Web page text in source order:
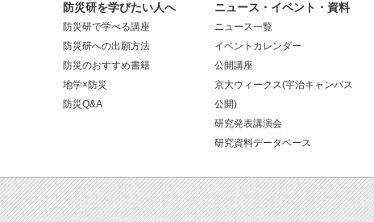
防災研を学びたい人へ
防災研で学べる講座
防災研への出願方法
防災のおすすめ書籍
地学×防災
防災Q&A
ニュース・イベント・資料
ニュース一覧
イベントカレンダー
公開講座
京大ウィークス(宇治キャンパス
公開)
研究発表講演会
研究資料データベース